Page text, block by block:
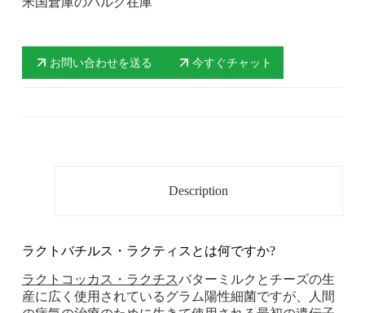
お問い合わせを送る 今すぐチャット
Description
ラクトバチルス・ラクティスとは何ですか?
ラクトコッカス・ラクチスバターミルクとチーズの生
産に広く使用されているグラム陽性細菌ですが、人間